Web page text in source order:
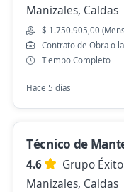
Hace 6 días
Técnico de
Tecnico (III)
SAMESU IPS
Manizales, Caldas
$ 1.850.000,00 (Mensual)
Hace 7 días
Manizales, Caldas
$ 1.750.905,00
Contrato de Obra o
Tiempo Completo
Hace 5 días
Técnico de
4.6
Grupo Éxito
Manizales, Caldas